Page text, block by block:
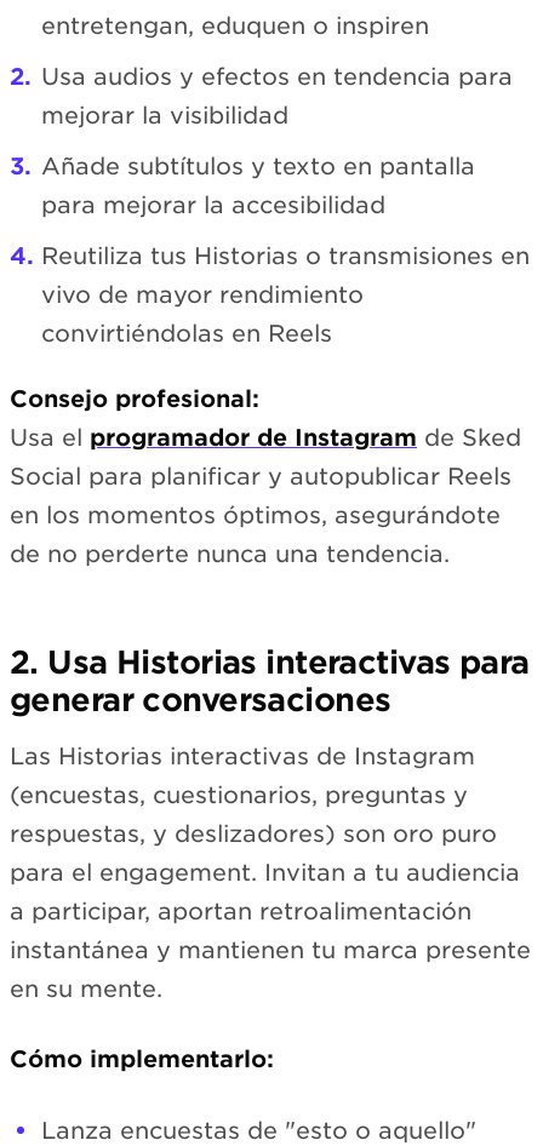
entretengan, eduquen o inspiren
Usa audios y efectos en tendencia para
mejorar la visibilidad
Añade subtítulos y texto en pantalla
para mejorar la accesibilidad
Reutiliza tus Historias o transmisiones en
vivo de mayor rendimiento
convirtiéndolas en Reels
Consejo profesional:
Usa el programador de Instagram de Sked
Social para planificar y autopublicar Reels
en los momentos óptimos, asegurándote
de no perderte nunca una tendencia.
2. Usa Historias interactivas para
generar conversaciones
Las Historias interactivas de Instagram
(encuestas, cuestionarios, preguntas y
respuestas, y deslizadores) son oro puro
para el engagement. Invitan a tu audiencia
a participar, aportan retroalimentación
instantánea y mantienen tu marca presente
en su mente.
Cómo implementarlo:
Lanza encuestas de "esto o aquello"